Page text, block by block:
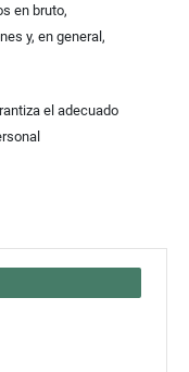
en bruto,
y, en general,
el adecuado